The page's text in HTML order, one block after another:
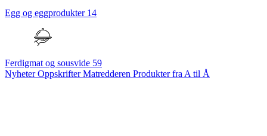
Egg og eggprodukter 14
Ferdigmat og sousvide 59
NyheterOppskrifterMatredderen Produkter fra A til Å